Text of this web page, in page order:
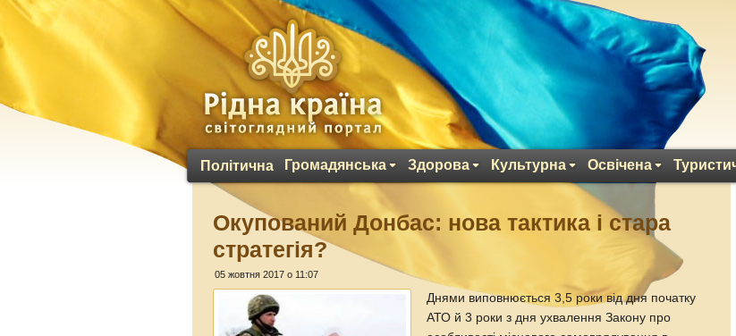
Політична Громадянська Здорова Культурна Освічена
Окупований Донбас: нова тактика і стара
стратегія?
05 жовтня 2017 о 11:07
Днями виповнюється 3,5 роки від дня початку
АТО й 3 роки з дня ухвалення Закону про